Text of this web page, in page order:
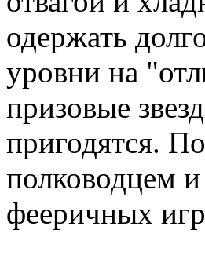
одержать
уровни на
призовые
пригодятся.
полководцем и
фееричных